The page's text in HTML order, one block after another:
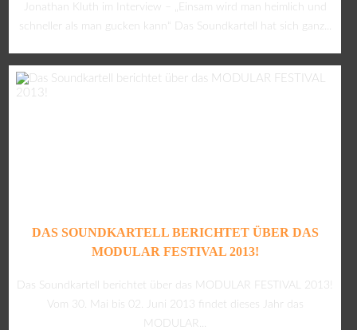
Jonathan Kluth im Interview – „Einsam wird man heimlich und
schneller als man gucken kann“ Das Soundkartell hat sich ganz...
DAS SOUNDKARTELL BERICHTET ÜBER DAS
MODULAR FESTIVAL 2013!
Das Soundkartell berichtet über das MODULAR FESTIVAL 2013!
Vom 30. Mai bis 02. Juni 2013 findet dieses Jahr das
MODULAR...